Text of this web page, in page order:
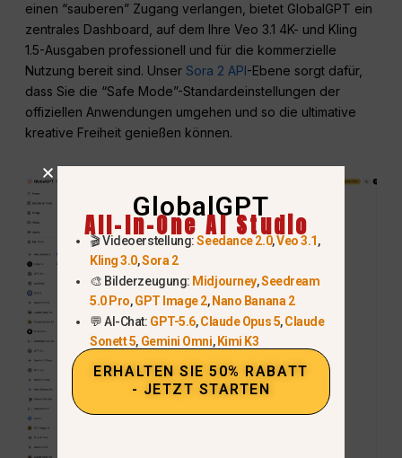
einen “sauberen” Zugang verlangen, bietet GlobalGPT ein
zentrales Dashboard, auf dem Ihre Veo 3.1 4K- und Kling
1.5-Ausgaben professionell und für die kommerzielle
Nutzung bereit sind. UnserSora 2 API-Ebene sorgt dafür,
dass Sie die “Safe Mode”-Standardeinstellungen der
offiziellen Anwendungen umgehen und so die ultimative
kreative Freiheit genießen können.
GlobalGPT
All-In-One AI Studio
🎬 Videoerstellung:Seedance 2.0,Veo 3.1,
Kling 3.0,Sora 2
🎨 Bilderzeugung: Midjourney,Seedream
5.0 Pro,GPT Image 2,Nano Banana 2
💬 AI-Chat: GPT-5.6,Claude Opus 5,Claude
Sonett 5, Gemini Omni,Kimi K3
ERHALTEN SIE 50% RABATT
- JETZT STARTEN